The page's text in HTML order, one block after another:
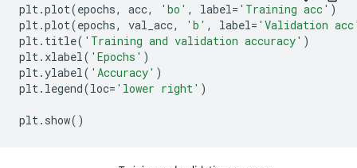
plt.plot(epochs, acc, 'bo' , label= 'Training acc' )
plt.plot(epochs, val_acc, 'b' , label= 'Validation
plt. title( 'Training and validation accuracy' )
plt. xlabel( 'Epochs' )
plt.ylabel( 'Accuracy' )
plt. legend(loc= 'lower right' )
plt. show()